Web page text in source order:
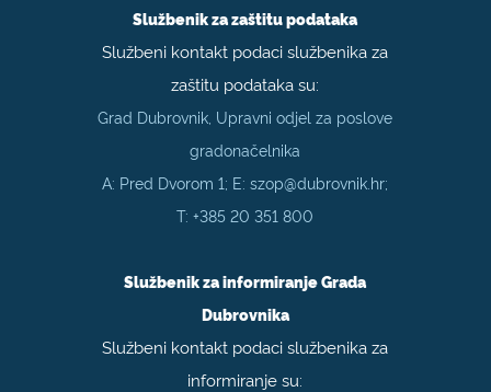
Službenik za zaštitu podataka
Službeni kontakt podaci službenika za
zaštitu podataka su:
Grad Dubrovnik, Upravni odjel za poslove
gradonačelnika
A: Pred Dvorom 1; E: szop@dubrovnik.hr;
T:+385 20 351 800
Službenik za informiranje Grada
Dubrovnika
Službeni kontakt podaci službenika za
informiranje su: